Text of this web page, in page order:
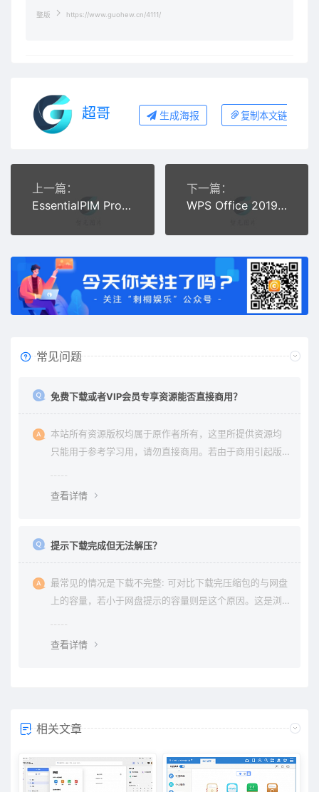
整版 https://www.guohew.cn/4111/
超哥 生成海报 复制本文链接
上一篇：
EssentialPIM Pro v9.10.6 专业个人信息管理软件中文绿色版
下一篇：
WPS Office 2019 v11.8.2.8053 政府专业版
常见问题
免费下载或者VIP会员专享资源能否直接商用？
本站所有资源版权均属于原作者所有，这里所提供资源均
只能用于参考学习用，请勿直接商用。若由于商用引起版
查看详情
提示下载完成但无法解压？
最常见的情况是下载不完整: 可对比下载完压缩包的与网盘
上的容量，若小于网盘提示的容量则是这个原因。这是浏
查看详情
相关文章